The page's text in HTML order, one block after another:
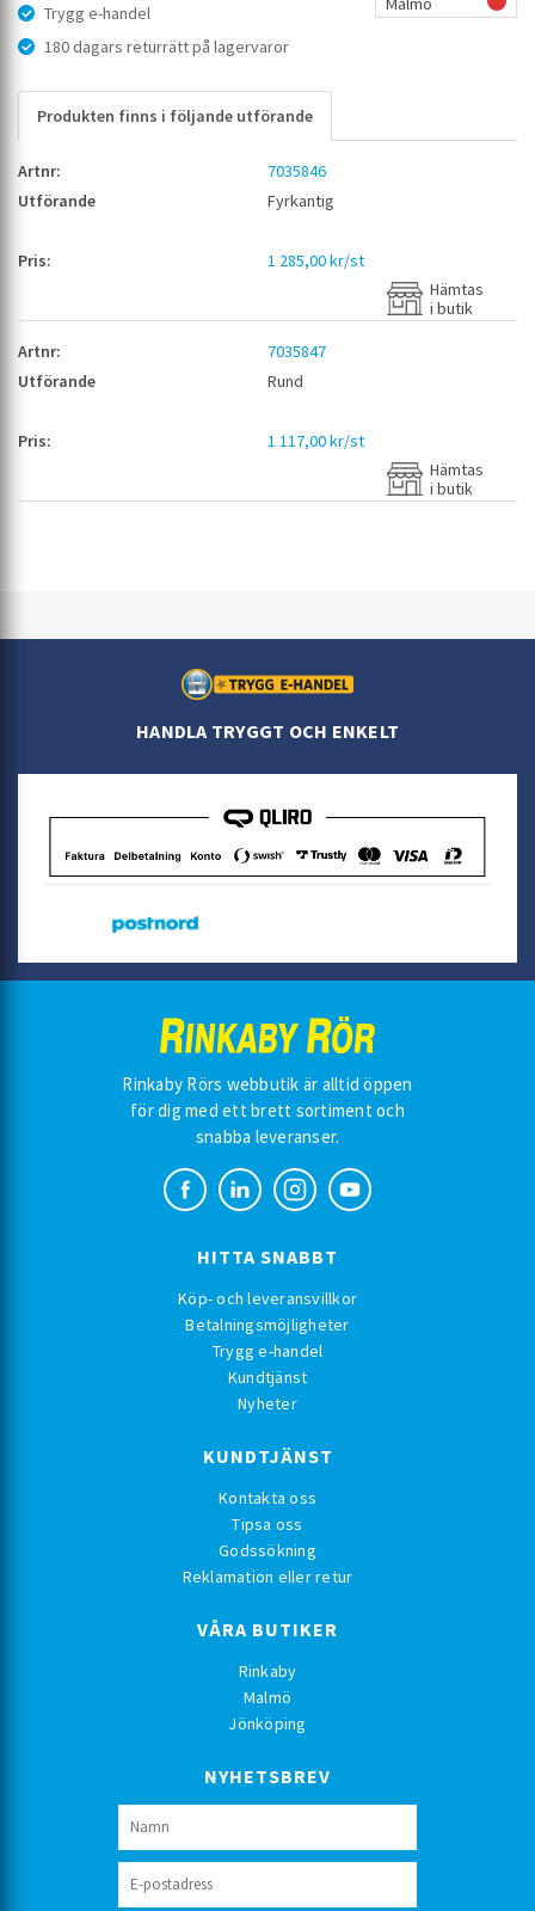
Trygg e-handel
180 dagars returrätt på lagervaror
Produkten finns i följande utförande
7035846
Fyrkantig
1 285,00 kr/st
Hämtas
i butik
7035847
Rund
1 117,00 kr/st
Hämtas
i butik
HANDLA TRYGGT OCH ENKELT
Rinkaby Rörs webbutik är alltid öppen
för dig med ett brett sortiment och
snabba leveranser.
HITTA SNABBT
Köp- och leveransvillkor
Betalningsmöjligheter
Trygg e-handel
Kundtjänst
Nyheter
KUNDTJÄNST
Kontakta oss
Tipsa oss
Godssökning
Reklamation eller retur
VÅRA BUTIKER
Rinkaby
Malmö
Jönköping
NYHETSBREV